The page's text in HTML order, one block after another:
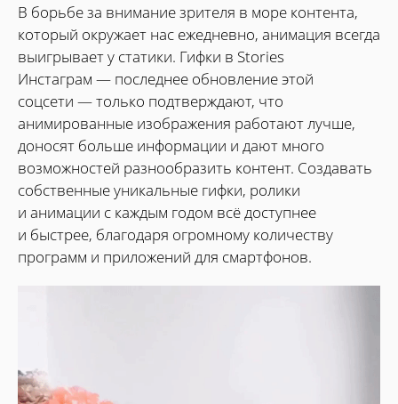
В борьбе за внимание зрителя в море контента,
который окружает нас ежедневно, анимация всегда
выигрывает у статики. Гифки в Stories
Инстаграм — последнее обновление этой
соцсети — только подтверждают, что
анимированные изображения работают лучше,
доносят больше информации и дают много
возможностей разнообразить контент. Создавать
собственные уникальные гифки, ролики
и анимации с каждым годом всё доступнее
и быстрее, благодаря огромному количеству
программ и приложений для смартфонов.